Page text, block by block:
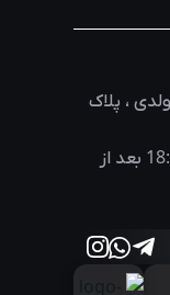
، پلاک
بعد از